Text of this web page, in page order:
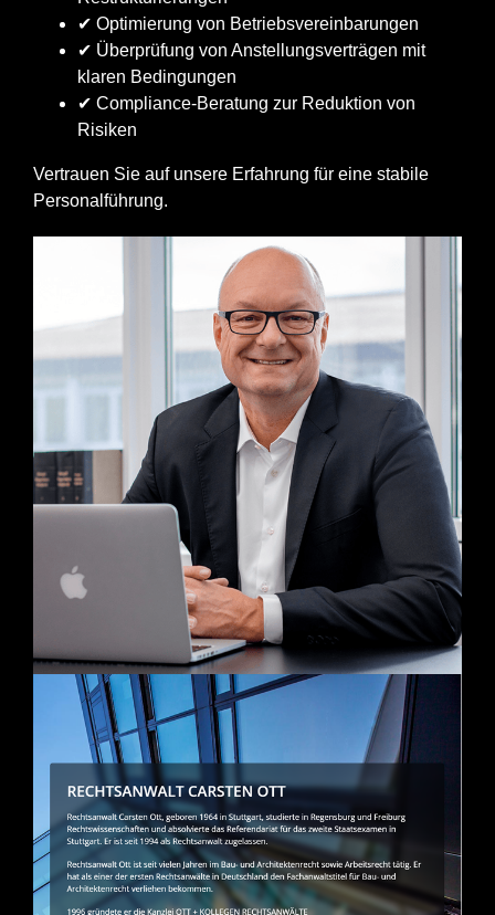
✔ Optimierung von Betriebsvereinbarungen
✔ Überprüfung von Anstellungsverträgen mit
klaren Bedingungen
✔ Compliance-Beratung zur Reduktion von
Risiken
Vertrauen Sie auf unsere Erfahrung für eine stabile
Personalführung.